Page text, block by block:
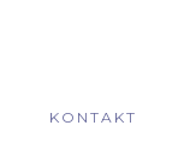
KONTAKT